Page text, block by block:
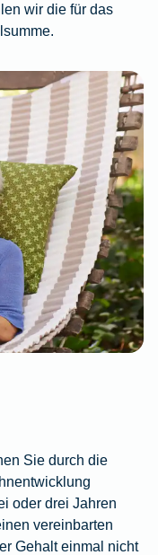
wir die für das
Sie durch die
oder drei Jahren
vereinbarten
Gehalt einmal nicht